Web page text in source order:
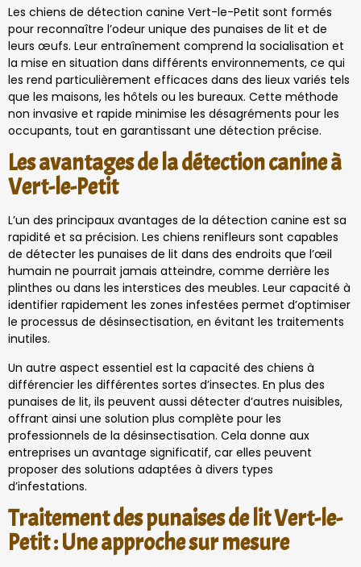
Les chiens de détection canine Vert-le-Petit sont formés
pour reconnaître l’odeur unique des punaises de lit et de
leurs œufs. Leur entraînement comprend la socialisation et
la mise en situation dans différents environnements, ce qui
les rend particulièrement efficaces dans des lieux variés tels
que les maisons, les hôtels ou les bureaux. Cette méthode
non invasive et rapide minimise les désagréments pour les
occupants, tout en garantissant une détection précise.
Les avantages de la détection canine à
Vert-le-Petit
L’un des principaux avantages de la détection canine est sa
rapidité et sa précision. Les chiens renifleurs sont capables
de détecter les punaises de lit dans des endroits que l’œil
humain ne pourrait jamais atteindre, comme derrière les
plinthes ou dans les interstices des meubles. Leur capacité à
identifier rapidement les zones infestées permet d’optimiser
le processus de désinsectisation, en évitant les traitements
inutiles.
Un autre aspect essentiel est la capacité des chiens à
différencier les différentes sortes d’insectes. En plus des
punaises de lit, ils peuvent aussi détecter d’autres nuisibles,
offrant ainsi une solution plus complète pour les
professionnels de la désinsectisation. Cela donne aux
entreprises un avantage significatif, car elles peuvent
proposer des solutions adaptées à divers types
d’infestations.
Traitement des punaises de lit Vert-le-
Petit : Une approche sur mesure